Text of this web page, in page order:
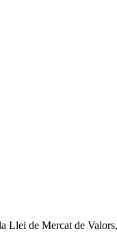
Llei de Mercat de